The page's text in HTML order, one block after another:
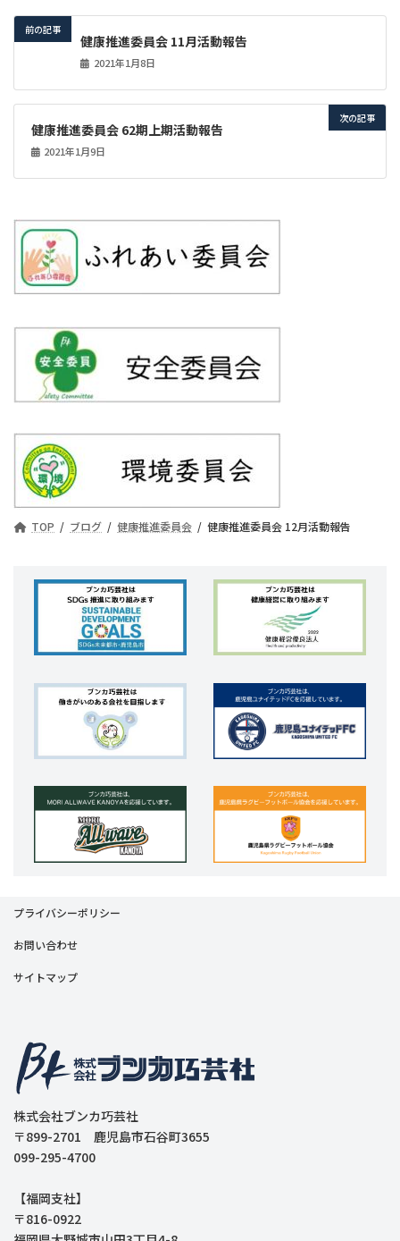
前の記事
健康推進委員会 11月活動報告
2021年1月8日
次の記事
健康推進委員会 62期上期活動報告
2021年1月9日
TOP ブログ 健康推進委員会 健康推進委員会 12月活動報告
プライバシーポリシー
お問い合わせ
サイトマップ
株式会社ブンカ巧芸社
〒899-2701 鹿児島市石谷町3655
099-295-4700
【福岡支社】
〒816-0922